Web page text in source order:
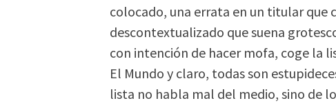
colocado, una errata en un titular que
descontextualizado que suena
con intención de hacer mofa, coge la
El Mundo y claro, todas son
lista no habla mal del medio, sino de